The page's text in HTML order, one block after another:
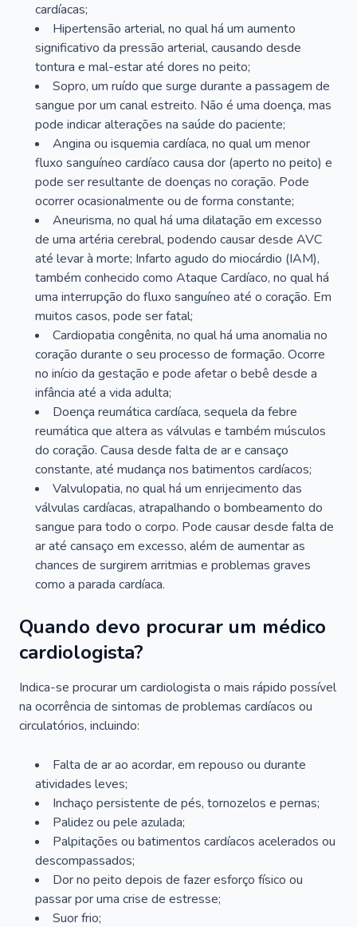
cardíacas;
Hipertensão arterial, no qual há um aumento
significativo da pressão arterial, causando desde
tontura e mal-estar até dores no peito;
Sopro, um ruído que surge durante a passagem de
sangue por um canal estreito. Não é uma doença, mas
pode indicar alterações na saúde do paciente;
Angina ou isquemia cardíaca, no qual um menor
fluxo sanguíneo cardíaco causa dor (aperto no peito) e
pode ser resultante de doenças no coração. Pode
ocorrer ocasionalmente ou de forma constante;
Aneurisma, no qual há uma dilatação em excesso
de uma artéria cerebral, podendo causar desde AVC
até levar à morte; Infarto agudo do miocárdio (IAM),
também conhecido como Ataque Cardíaco, no qual há
uma interrupção do fluxo sanguíneo até o coração. Em
muitos casos, pode ser fatal;
Cardiopatia congênita, no qual há uma anomalia no
coração durante o seu processo de formação. Ocorre
no início da gestação e pode afetar o bebê desde a
infância até a vida adulta;
Doença reumática cardíaca, sequela da febre
reumática que altera as válvulas e também músculos
do coração. Causa desde falta de ar e cansaço
constante, até mudança nos batimentos cardíacos;
Valvulopatia, no qual há um enrijecimento das
válvulas cardíacas, atrapalhando o bombeamento do
sangue para todo o corpo. Pode causar desde falta de
ar até cansaço em excesso, além de aumentar as
chances de surgirem arritmias e problemas graves
como a parada cardíaca.
Quando devo procurar um médico
cardiologista?
Indica-se procurar um cardiologista o mais rápido possível
na ocorrência de sintomas de problemas cardíacos ou
circulatórios, incluindo:
Falta de ar ao acordar, em repouso ou durante
atividades leves;
Inchaço persistente de pés, tornozelos e pernas;
Palidez ou pele azulada;
Palpitações ou batimentos cardíacos acelerados ou
descompassados;
Dor no peito depois de fazer esforço físico ou
passar por uma crise de estresse;
Suor frio;